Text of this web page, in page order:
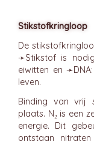
Stikstofkringloop
De
➛Stikstof is
eiwitten en ➛DNA
leven.
Binding van vrij
plaats. N₂ is een
energie. Dit
ontstaan